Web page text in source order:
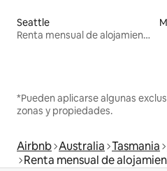
Seattle
Renta mensual de alojamientos
*Pueden aplicarse algunas
zonas y propiedades.
Airbnb Australia Tasmania
Renta mensual de